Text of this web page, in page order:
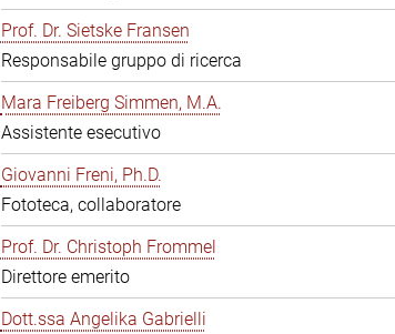
Prof. Dr. Sietske Fransen
Responsabile gruppo di ricerca
Mara Freiberg Simmen, M.A.
Assistente esecutivo
Giovanni Freni, Ph.D.
Fototeca, collaboratore
Prof. Dr. Christoph Frommel
Direttore emerito
Dott.ssa Angelika Gabrielli